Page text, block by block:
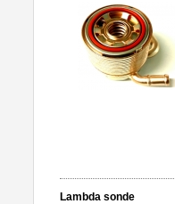
Lambda sonde